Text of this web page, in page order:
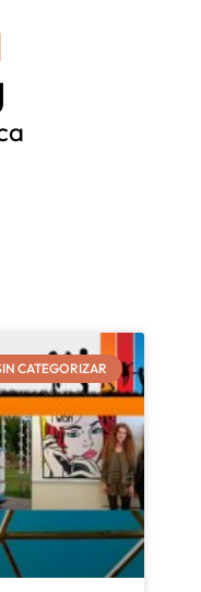
CATEGORIZAR